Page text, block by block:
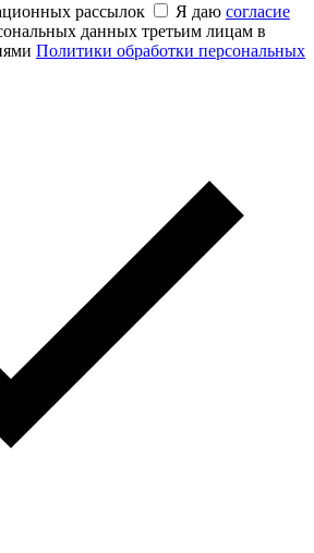
рассылок
Я даю согласие
данных третьим лицам в
Политики обработки персональных